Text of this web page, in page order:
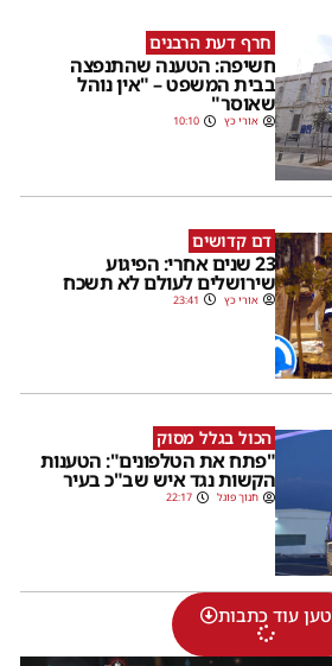
חרף דעת הרבנים
חשיפה: הטענה שהתנפצה
בבית המשפט – "אין נוהל
שאוסר"
אורי כץ 10:10
דם קדושים
23 שנים אחרי: הפיגוע
שירושלים לעולם לא תשכח
אורי כץ 23:41
הכול בגלל מסוק
"פתח את הטלפונים": הטענות
הקשות נגד איש שב"כ בעיר
חנוך פוגל 22:17
טען עוד כתבות